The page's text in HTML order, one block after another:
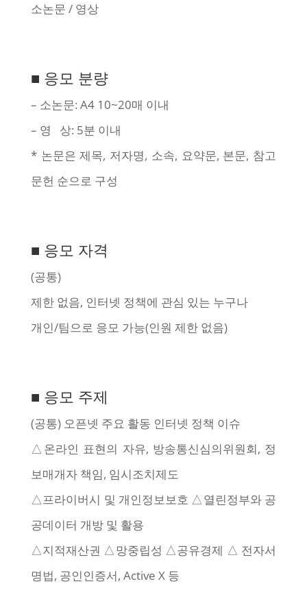
소논문 / 영상
■ 응모 분량
– 소논문: A4 10~20매 이내
– 영 상: 5분 이내
* 논문은 제목, 저자명, 소속, 요약문, 본문, 참고
문헌 순으로 구성
■ 응모 자격
(공통)
제한 없음, 인터넷 정책에 관심 있는 누구나
개인/팀으로 응모 가능(인원 제한 없음)
■ 응모 주제
(공통) 오픈넷 주요 활동 인터넷 정책 이슈
△온라인 표현의 자유, 방송통신심의위원회, 정
보매개자 책임, 임시조치제도
△프라이버시 및 개인정보보호 △열린정부와 공
공데이터 개방 및 활용
△지적재산권 △망중립성 △공유경제 △ 전자서
명법, 공인인증서, Active X 등